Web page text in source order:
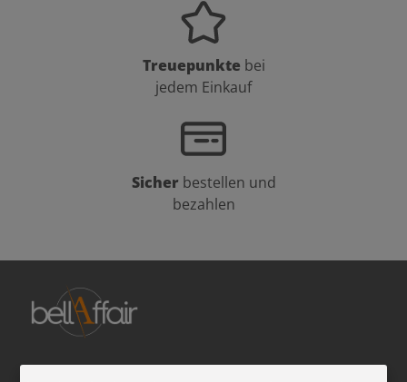
Treuepunkte bei
jedem Einkauf
Sicher bestellen und
bezahlen